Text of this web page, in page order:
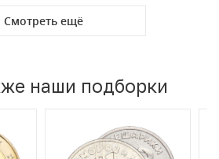
Смотреть ещё
наши подборки